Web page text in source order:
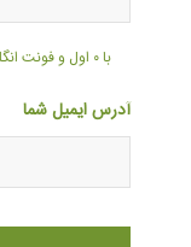
با ۰ اول و فونت انگلیسی لطفا!
آدرس ایمیل شما